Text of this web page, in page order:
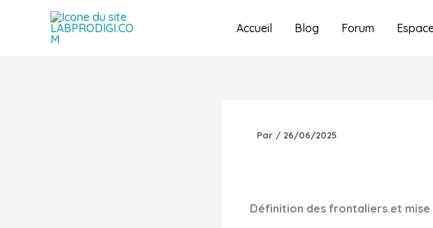
Accueil Blog Forum
Par / 26/06/2025
Définition des frontaliers et